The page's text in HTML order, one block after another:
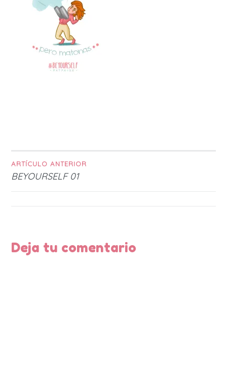
Navegación
ARTÍCULO ANTERIOR
BEYOURSELF 01
Deja tu comentario